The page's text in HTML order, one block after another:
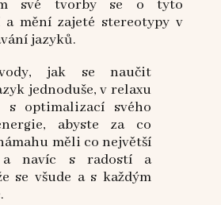
své tvorby se o tyto
mění zajeté stereotypy v
jazyků.
jak se naučit
jednoduše, v relaxu
s optimalizací svého
abyste za co
měli co největší
a navíc s radostí a
se všude a s každým